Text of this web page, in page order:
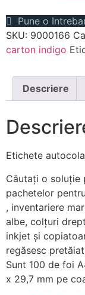
40
etichete
/
coală
A4
Pune o
SKU: 9000166
carton indigo
Descriere
Etichete
Căutați o soluție
pachetelor
, inventariere
albe, colțuri
inkjet și
regăsesc
Sunt 100 de foi
x 29,7 mm pe